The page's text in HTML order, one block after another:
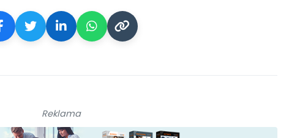
Reklama